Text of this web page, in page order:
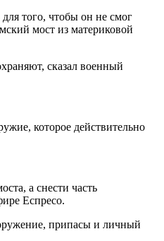
того, чтобы он не смог
мост из материковой
сказал военный
которое действительно
а снести часть
Еспресо.
припасы и личный